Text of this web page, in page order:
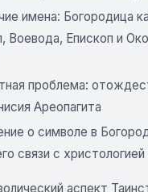
имена: Богородица
Воевода, Епископ и
проблема:
Ареопагита
о символе в
связи с христологией
аспект